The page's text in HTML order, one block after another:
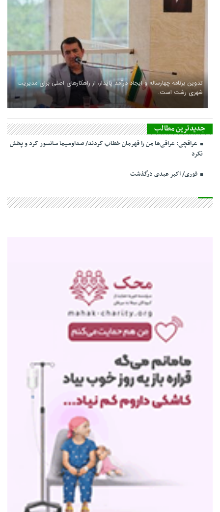
تدوین برنامه چهارساله و ایجاد درآمد پایدار، از راهکارهای اصلی برای مدیریت
شهری رشت است.
جدیدترین مطالب
عراقچی: عراقی‌ها من را قهرمان خطاب کردند/ صداوسیما سانسور کرد و پخش
نکرد
فوری/ اکبر عبدی درگذشت